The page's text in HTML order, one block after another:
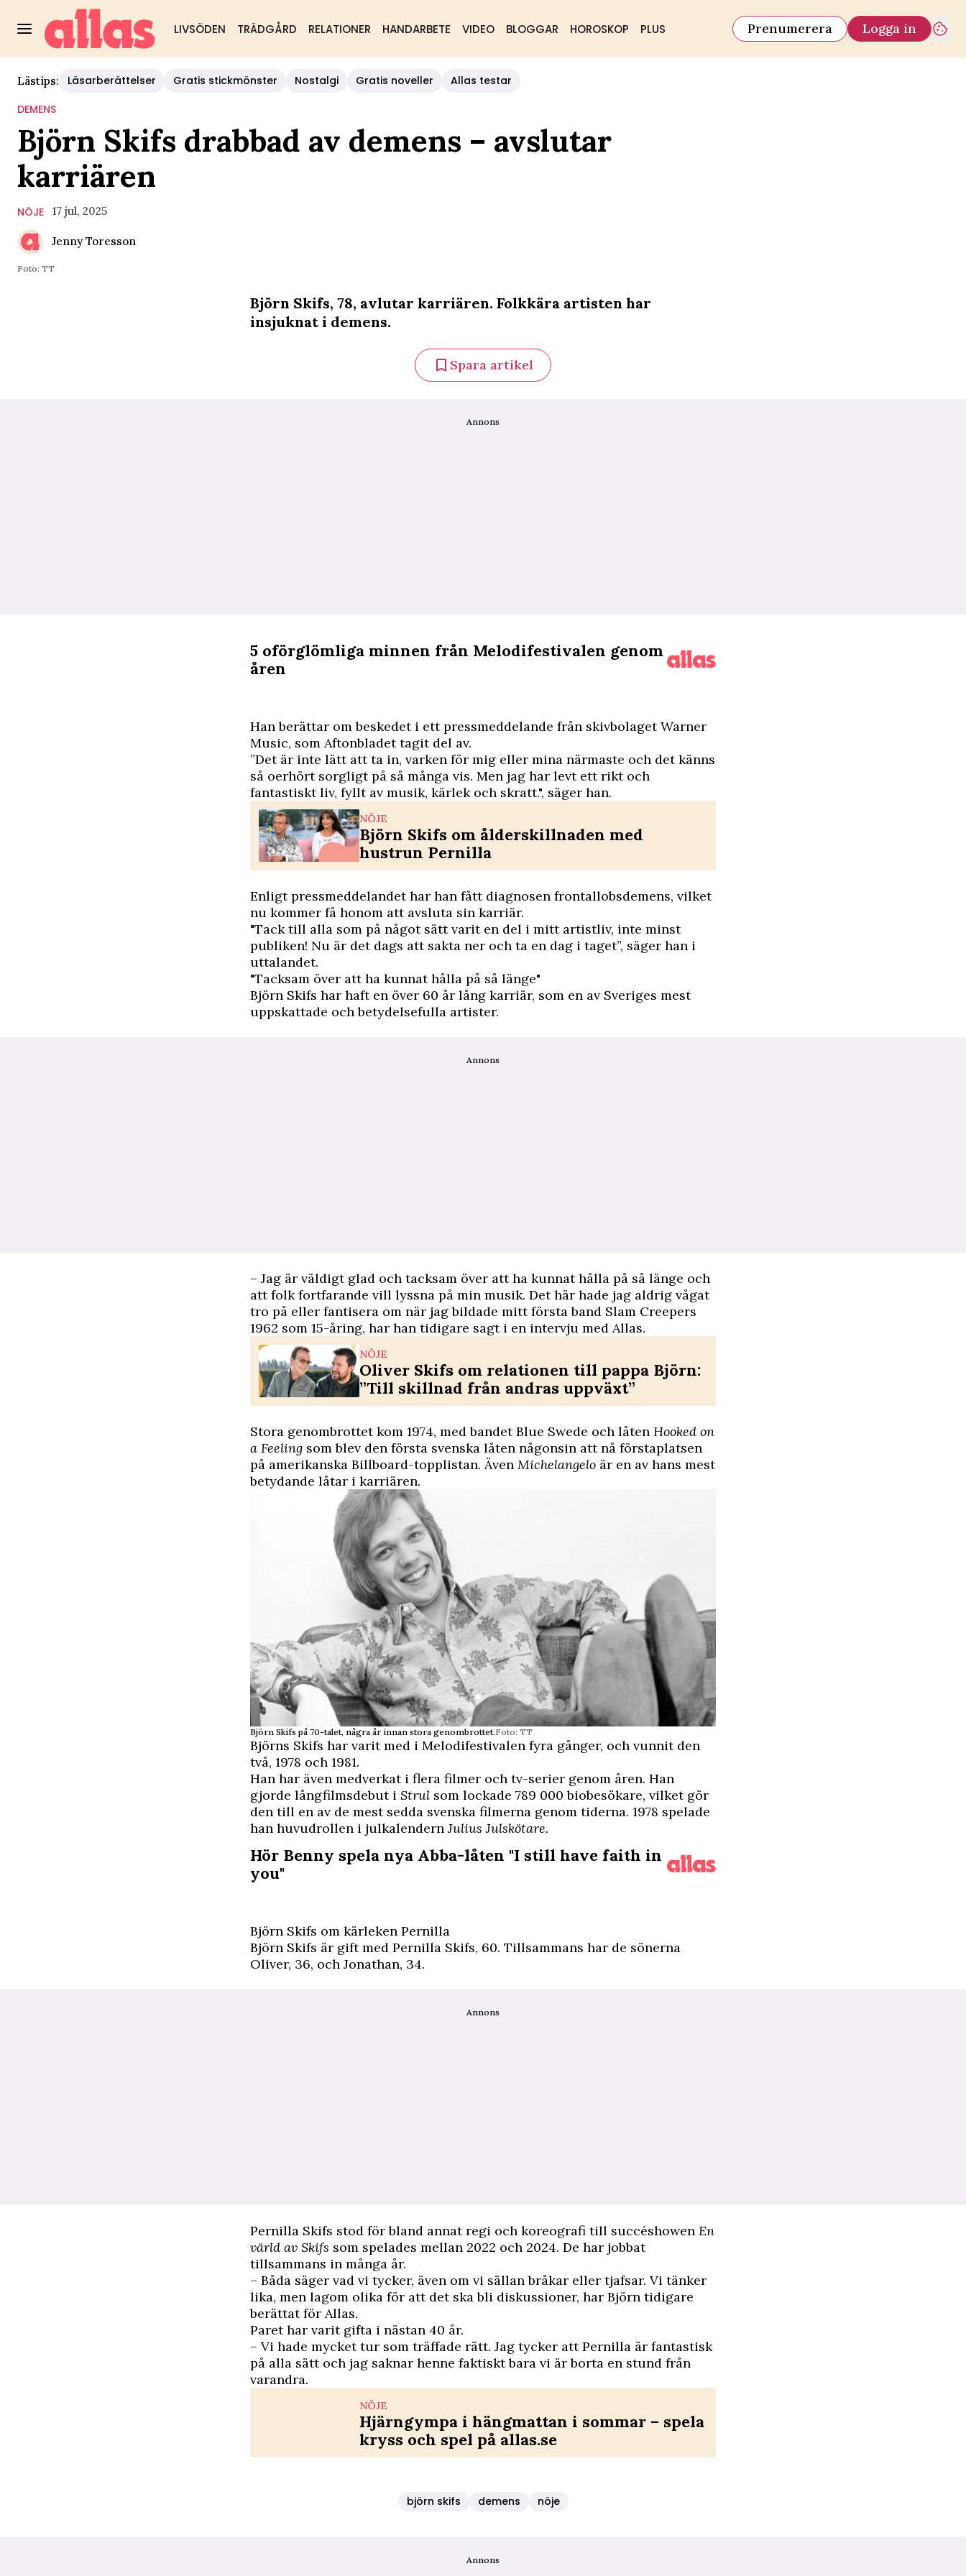
LIVSÖDEN TRÄDGÅRD RELATIONER HANDARBETE VIDEO BLOGGAR HOROSKOP PLUS Prenumerera Logga in
Lästips: Läsarberättelser Gratis stickmönster Nostalgi Gratis noveller
Allas testar
DEMENS
Björn Skifs drabbad av demens – avslutar
karriären
NÖJE 17 jul, 2025
Jenny Toresson
Foto: TT
Björn Skifs, 78, avlutar karriären. Folkkära artisten har
insjuknat i demens.
Spara artikel
Annons
5 oförglömliga minnen från Melodifestivalen genom
åren
Han berättar om beskedet i ett pressmeddelande från skivbolaget Warner
Music, som Aftonbladettagit del av.
”Det är inte lätt att ta in, varken för mig eller mina närmaste och det känns
så oerhört sorgligt på så många vis. Men jag har levt ett rikt och
fantastiskt liv, fyllt av musik, kärlek och skratt.", säger han.
NÖJE
Björn Skifs om ålderskillnaden med
hustrun Pernilla
Enligt pressmeddelandet har han fått diagnosen frontallobsdemens, vilket
nu kommer få honom att avsluta sin karriär.
"Tack till alla som på något sätt varit en del i mitt artistliv, inte minst
publiken! Nu är det dags att sakta ner och ta en dag i taget”, säger han i
uttalandet.
"Tacksam över att ha kunnat hålla på så länge"
Björn Skifs har haft en över 60 år lång karriär, som en av Sveriges mest
uppskattade och betydelsefulla artister.
Annons
– Jag är väldigt glad och tacksam över att ha kunnat hålla på så länge och
att folk fortfarande vill lyssna på min musik. Det här hade jag aldrig vågat
tro på eller fantisera om när jag bildade mitt första band Slam Creepers
1962 som 15-åring, har han tidigare sagt i en intervju med Allas.
NÖJE
Oliver Skifs om relationen till pappa Björn:
”Till skillnad från andras uppväxt”
Stora genombrottet kom 1974, med bandet Blue Swede och låten Hooked on
a Feeling som blev den första svenska låten någonsin att nå förstaplatsen
på amerikanska Billboard-topplistan. Även Michelangelo är en av hans mest
betydande låtar i karriären.
Björn Skifs på 70-talet, några år innan stora genombrottet.Foto: TT
Björns Skifs har varit med i Melodifestivalen fyra gånger, och vunnit den
två, 1978 och 1981.
Han har även medverkat i flera filmer och tv-serier genom åren. Han
gjorde långfilmsdebut i Strul som lockade 789 000 biobesökare, vilket gör
den till en av de mest sedda svenska filmerna genom tiderna. 1978 spelade
han huvudrollen i julkalendernJulius Julskötare.
Hör Benny spela nya Abba-låten "I still have faith in
you"
Björn Skifs om kärleken Pernilla
Björn Skifs är gift med Pernilla Skifs, 60. Tillsammans har de sönerna
Oliver, 36, och Jonathan, 34.
Annons
Pernilla Skifs stod för bland annat regi och koreografi till succéshowen En
värld av Skifs som spelades mellan 2022 och 2024. De har jobbat
tillsammans in många år.
– Båda säger vad vi tycker, även om vi sällan bråkar eller tjafsar. Vi tänker
lika, men lagom olika för att det ska bli diskussioner, har Björn tidigare
berättat för Allas.
Paret har varit gifta i nästan 40 år.
– Vi hade mycket tur som träffade rätt. Jag tycker att Pernilla är fantastisk
på alla sätt och jag saknar henne faktiskt bara vi är borta en stund från
varandra.
NÖJE
Hjärngympa i hängmattan i sommar – spela
kryss och spel på allas.se
björn skifs demens nöje
Annons